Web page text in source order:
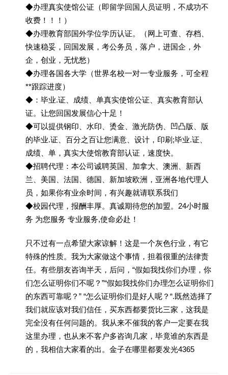
◆办理真实使馆公证（即留学回国人员证明，不成功不
收费！！！）
◆办理教育部国外学位学历认证。（网上可查、存档、
快速稳妥，回国发展，考公务员，落户，进国企，外
企，创业，无忧愁）
◆办理各国各大学（世界名校一对一专业服务，可全程
**跟踪进度）
◆：毕业.证、成绩、单真实使馆公证、真实教育部认
证。让您回国发展信心十足！
◆可以提供钢印、水印、烫金、激光防伪、凹凸版、版
的毕业.证、百分之百让您满意、设计，印刷;毕业.证、
成绩、单，真实大使馆教育部认证，速度快。
◆招聘代理：本公司诚聘英国、加拿大、澳洲、新西
兰、美国、法国、德国、新加坡欧洲，亚洲各地代理人
员，如果你有业余时间，有兴趣就请联系我们
◆校园代理，报酬丰厚。真诚期待您的加盟。24小时服
务 为您服务 专业服务,使命必赴！
只不过有一点希望大家谅解！这是一个灰色行业，有它
特殊的性质。我为大家做这个事情，担着很重的法律责
任。有些朋友咨询半天，后问，“假如我找你们办理，你
们怎么证明你们不呢？”“假如我找你们办理怎么证明你们
的东西可靠呢？” “怎么证明你们是好人呢？“.既然选择了
我们就应该对我们信任，买东西都要货比三家，这我是
完全没有任何问题的。我从来不催我的客户一定要在我
这里办理，也从来不客户多咨询几家，毕竟谁的东西是
的，我相信大家看的出。金子在哪里都要发光4365